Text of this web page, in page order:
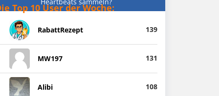
Top 10 User der Woche:
RabattRezept 139
MW197 131
Alibi 108